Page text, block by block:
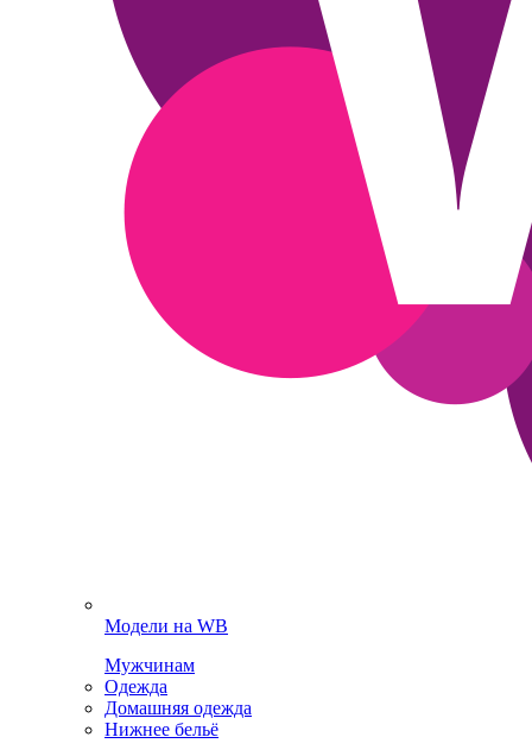
Модели на WB
Мужчинам
Одежда
Домашняя одежда
Нижнее бельё